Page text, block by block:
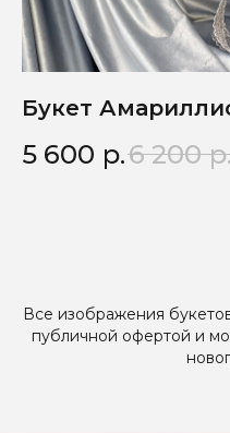
Букет
5 600 р.6 200 р.
Все изображения
публичной офертой и